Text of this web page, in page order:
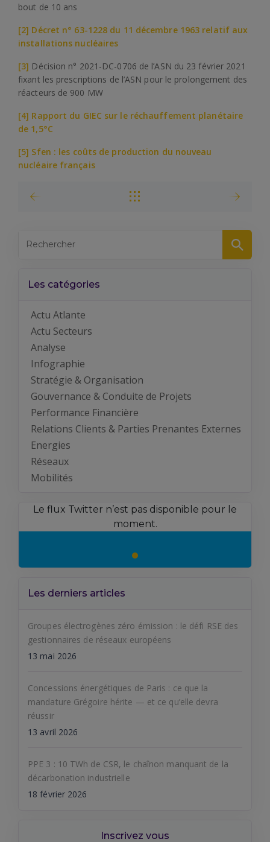
bout de 10 ans
[2] Décret n° 63-1228 du 11 décembre 1963 relatif aux
installations nucléaires
[3] Décision n° 2021-DC-0706 de l’ASN du 23 février 2021
fixant les prescriptions de l’ASN pour le prolongement des
réacteurs de 900 MW
[4] Rapport du GIEC sur le réchauffement planétaire
de 1,5°C
[5] Sfen : les coûts de production du nouveau
nucléaire français
Les catégories
Actu Atlante
Actu Secteurs
Analyse
Infographie
Stratégie & Organisation
Gouvernance & Conduite de Projets
Performance Financière
Relations Clients & Parties Prenantes Externes
Energies
Réseaux
Mobilités
Le flux Twitter n’est pas disponible pour le
moment.
Les derniers articles
Groupes électrogènes zéro émission : le défi RSE des
gestionnaires de réseaux européens
13 mai 2026
Concessions énergétiques de Paris : ce que la
mandature Grégoire hérite — et ce qu’elle devra
réussir
13 avril 2026
PPE 3 : 10 TWh de CSR, le chaînon manquant de la
décarbonation industrielle
18 février 2026
Inscrivez vous